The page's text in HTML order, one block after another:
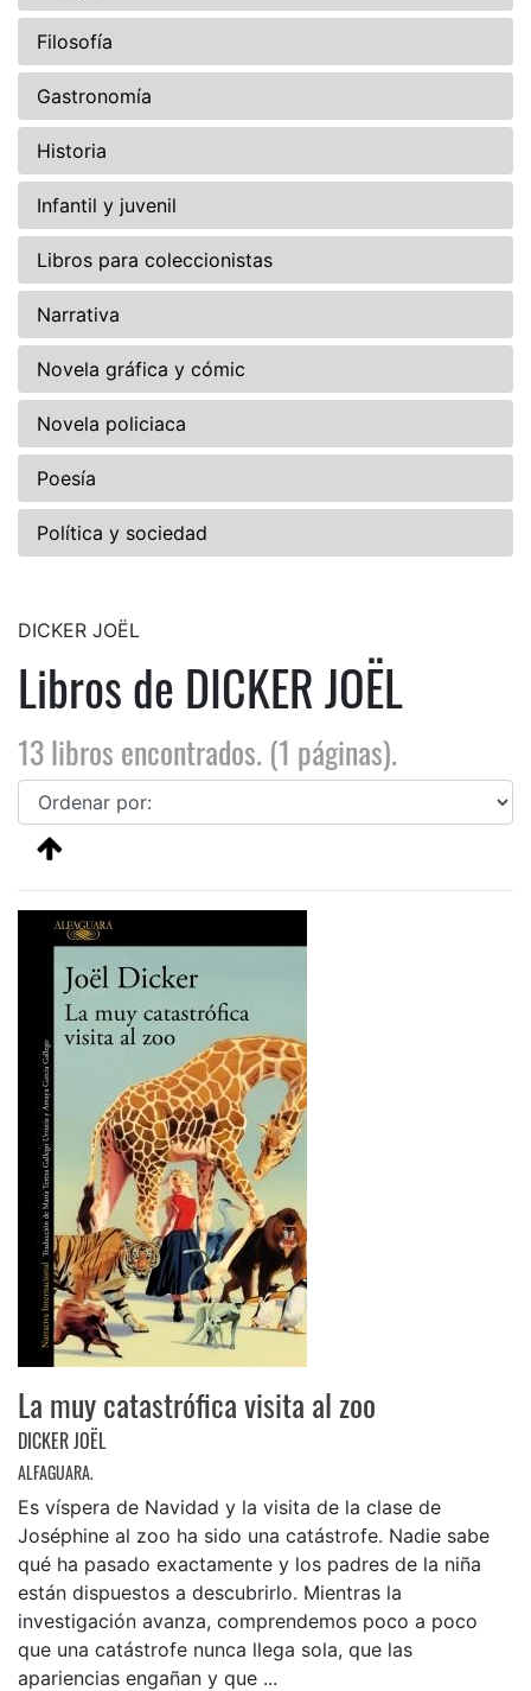
Filosofía
Gastronomía
Historia
Infantil y juvenil
Libros para coleccionistas
Narrativa
Novela gráfica y cómic
Novela policiaca
Poesía
Política y sociedad
DICKER JOËL
Libros de DICKER JOËL
13 libros encontrados. (1 páginas).
La muy catastrófica visita al zoo
DICKER JOËL
ALFAGUARA.
Es víspera de Navidad y la visita de la clase de
Joséphine al zoo ha sido una catástrofe. Nadie sabe
qué ha pasado exactamente y los padres de la niña
están dispuestos a descubrirlo. Mientras la
investigación avanza, comprendemos poco a poco
que una catástrofe nunca llega sola, que las
apariencias engañan y que ...